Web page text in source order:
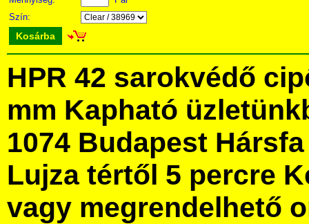
Szín:
Kosárba
HPR 42 sarokvédő
mm Kapható
1074 Budapest
Lujza tértől 5 percre
vagy megrendelhető